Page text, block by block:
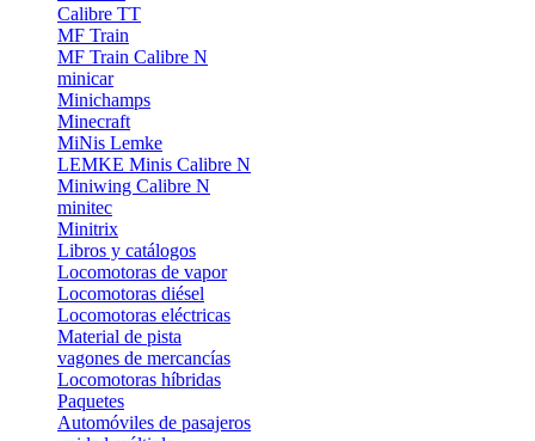
Calibre TT
MF Train
MF Train Calibre N
minicar
Minichamps
Minecraft
MiNis Lemke
LEMKE Minis Calibre N
Miniwing Calibre N
minitec
Minitrix
Libros y catálogos
Locomotoras de vapor
Locomotoras diésel
Locomotoras eléctricas
Material de pista
vagones de mercancías
Locomotoras híbridas
Paquetes
Automóviles de pasajeros